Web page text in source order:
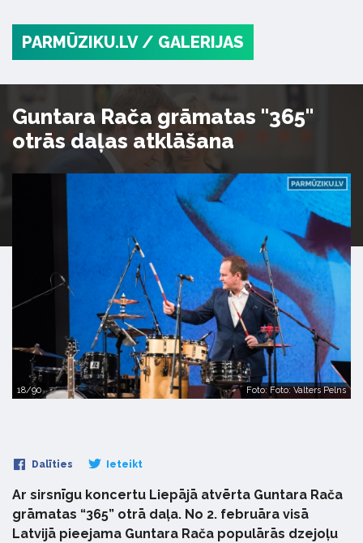
PARMŪZIKU.LV / GALERIJAS
Guntara Rača grāmatas "365"
otrās daļas atklāšana
18/90 Foto: Foto: Valters Pelns
Dalīties Ieteikt
Ar sirsnīgu koncertu Liepājā atvērta Guntara Rača
grāmatas “365” otrā daļa. No 2. februāra visā
Latvijā pieejama Guntara Rača populārās dzejoļu